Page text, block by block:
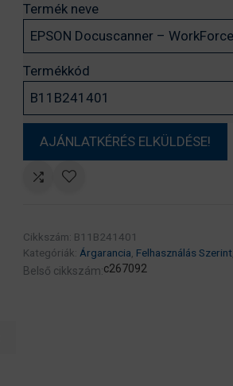
Termék neve
Termékkód
Cikkszám: B11B241401
Kategóriák: Árgarancia Felhasználás Szerint
Belső cikkszám:c267092